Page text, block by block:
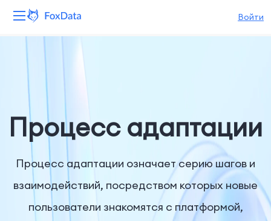
Войти
Решения
Ресурсы
Цены
Компания
Процесс адаптации
Процесс адаптации означает серию шагов и
взаимодействий, посредством которых новые
пользователи знакомятся с платформой,